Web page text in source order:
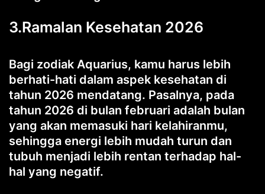
3.Ramalan Kesehatan 2026
Bagi zodiak Aquarius, kamu harus lebih
berhati-hati dalam aspek kesehatan di
tahun 2026 mendatang. Pasalnya, pada
tahun 2026 di bulan februari adalah bulan
yang akan memasuki hari kelahiranmu,
sehingga energi lebih mudah turun dan
tubuh menjadi lebih rentan terhadap hal-
hal yang negatif.